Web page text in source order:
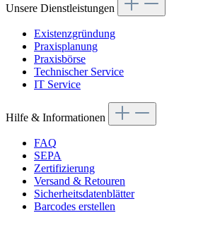
Unsere Dienstleistungen
Existenzgründung
Praxisplanung
Praxisbörse
Technischer Service
IT Service
Hilfe & Informationen
FAQ
SEPA
Zertifizierung
Versand & Retouren
Sicherheitsdatenblätter
Barcodes erstellen